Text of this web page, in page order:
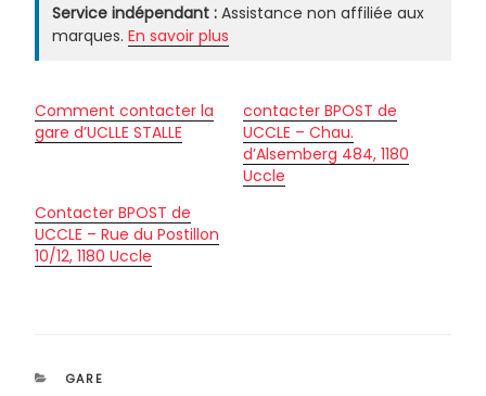
Service indépendant : Assistance non affiliée aux
marques. En savoir plus
Comment contacter la
gare d’UCLLE STALLE
contacter BPOST de
UCCLE – Chau.
d’Alsemberg 484, 1180
Uccle
Contacter BPOST de
UCCLE – Rue du Postillon
10/12, 1180 Uccle
CATÉGORIES
GARE